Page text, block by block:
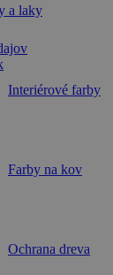
a laky
Interiérové farby
Farby na kov
Ochrana dreva